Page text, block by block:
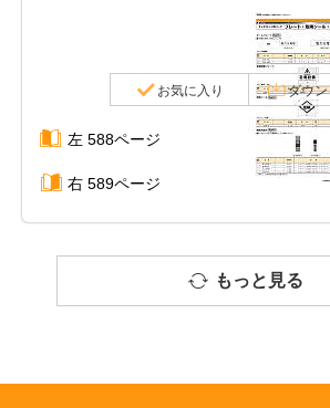
お気に入り ダウ
左 588ページ
右 589ページ
もっと見る